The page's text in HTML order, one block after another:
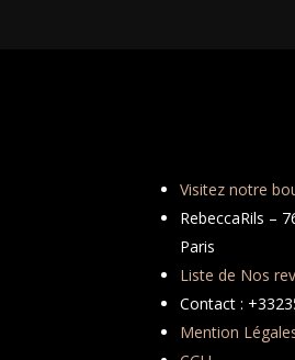
Visitez notre
RebeccaRils –
Paris
Liste de Nos
Contact :
Mention